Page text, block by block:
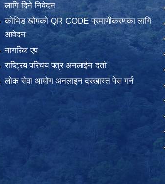
लागि दिने निवेदन
कोभिड खोपको QR CODE प्रमाणीकरणका लागि
आवेदन
नागरिक एप
राष्ट्रिय परिचय पत्र अनलाईन दर्ता
लोक सेवा आयोग अनलाइन दरखास्त पेस गर्न